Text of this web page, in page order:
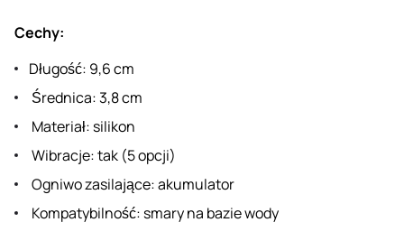
Cechy:
Długość: 9,6 cm
Średnica: 3,8 cm
Materiał: silikon
Wibracje: tak (5 opcji)
Ogniwo zasilające: akumulator
Kompatybilność: smary na bazie wody